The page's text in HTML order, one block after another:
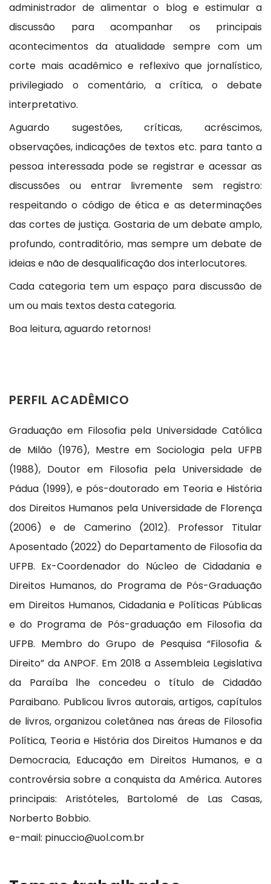
administrador de alimentar o blog e estimular a
discussão para acompanhar os principais
acontecimentos da atualidade sempre com um
corte mais acadêmico e reflexivo que jornalístico,
privilegiado o comentário, a crítica, o debate
interpretativo.
Aguardo sugestões, críticas, acréscimos,
observações, indicações de textos etc. para tanto a
pessoa interessada pode se registrar e acessar as
discussões ou entrar livremente sem registro:
respeitando o código de ética e as determinações
das cortes de justiça. Gostaria de um debate amplo,
profundo, contraditório, mas sempre um debate de
ideias e não de desqualificação dos interlocutores.
Cada categoria tem um espaço para discussão de
um ou mais textos desta categoria.
Boa leitura, aguardo retornos!
PERFIL ACADÊMICO
Graduação em Filosofia pela Universidade Católica
de Milão (1976), Mestre em Sociologia pela UFPB
(1988), Doutor em Filosofia pela Universidade de
Pádua (1999), e pós-doutorado em Teoria e História
dos Direitos Humanos pela Universidade de Florença
(2006) e de Camerino (2012). Professor Titular
Aposentado (2022) do Departamento de Filosofia da
UFPB. Ex-Coordenador do Núcleo de Cidadania e
Direitos Humanos, do Programa de Pós-Graduação
em Direitos Humanos, Cidadania e Políticas Públicas
e do Programa de Pós-graduação em Filosofia da
UFPB. Membro do Grupo de Pesquisa “Filosofia &
Direito” da ANPOF. Em 2018 a Assembleia Legislativa
da Paraíba lhe concedeu o título de Cidadão
Paraibano. Publicou livros autorais, artigos, capítulos
de livros, organizou coletânea nas áreas de Filosofia
Política, Teoria e História dos Direitos Humanos e da
Democracia, Educação em Direitos Humanos, e a
controvérsia sobre a conquista da América. Autores
principais: Aristóteles, Bartolomé de Las Casas,
Norberto Bobbio.
e-mail: pinuccio@uol.com.br